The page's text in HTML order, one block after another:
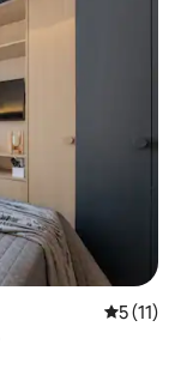
5 de uma
5 (11)